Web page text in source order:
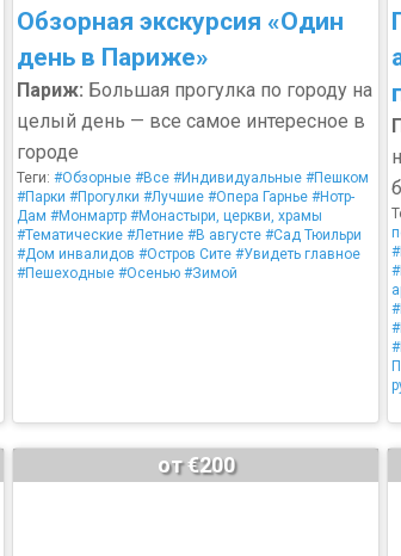
Обзорная экскурсия «Один
день в Париже»
Париж: Большая прогулка по городу на
целый день — все самое интересное в
городе
Теги: #Обзорные #Все #Индивидуальные #Пешком
#Парки #Прогулки #Лучшие #Опера Гарнье #Нотр-
Дам #Монмартр #Монастыри, церкви, храмы
#Тематические #Летние #В августе #Сад Тюильри
#Дом инвалидов #Остров Сите #Увидеть главное
#Пешеходные #Осенью #Зимой
от €200